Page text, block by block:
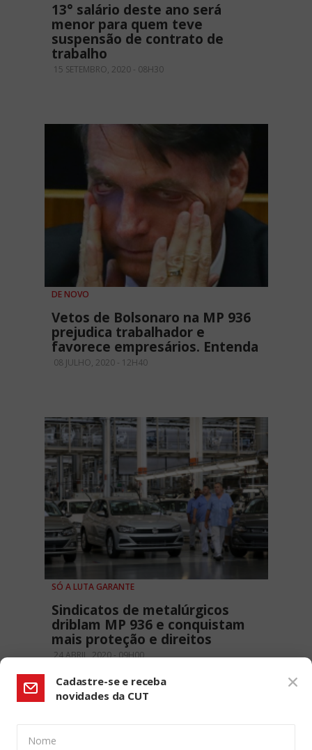
13° salário deste ano será
menor para quem teve
suspensão de contrato de
trabalho
15 SETEMBRO, 2020 - 08H30
DE NOVO
Vetos de Bolsonaro na MP 936
prejudica trabalhador e
favorece empresários. Entenda
08 JULHO, 2020 - 12H40
SÓ A LUTA GARANTE
Sindicatos de metalúrgicos
driblam MP 936 e conquistam
mais proteção e direitos
24 ABRIL, 2020 - 09H00
Cadastre-se e receba
novidades da CUT
Nome